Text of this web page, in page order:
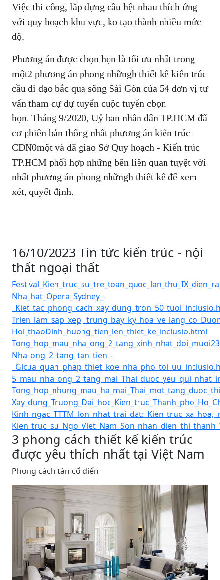
Việc thi công, lắp dựng cầu hệt nhau thích ứng
với quy hoạch khu vực, ko tạo thành nhiều mức
độ.
Phương án được cbọn họn là tối ưu nhất trong
một2 phương án phong nhữngh thiết kế kiến trúc
cầu đi dạo bắc qua sông Sài Gòn của 54 đơn vị tư
vấn tham dự dự tuyển cuộc tuyển cbọn
họn. Tháng 9/2020, Uỷ ban nhân dân TP.HCM đã
cơ phiên bản thống nhất phương án kiến trúc
CDN0một và đã giao Sở Quy hoạch - Kiến trúc
TP.HCM phối hợp những bên liên quan tuyệt vời
nhất phương án phong nhữngh thiết kế để xem
xét, quyết định.
16/10/2023 Tin tức kiến trúc - nội
thất ngoại thất
Nha_hat_Opera_Sydney_-
Hoi_thaoDinh_huong_tien_len_thiet_ke_inclusio.html
Nha_ong_2_tang_tan_tien_-
3 phong cách thiết kế kiến trúc
được yêu thích nhất tại Việt Nam
Phong cách tân cổ điển